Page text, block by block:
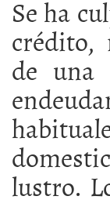
Se ha
de una
lustro.